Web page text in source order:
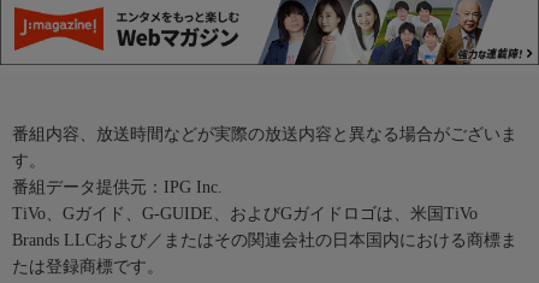
番組内容、放送時間などが実際の放送内容と異なる場合がございま
す。
番組データ提供元：IPG Inc.
TiVo、Gガイド、G-GUIDE、およびGガイドロゴは、米国TiVo
Brands LLCおよび／またはその関連会社の日本国内における商標ま
たは登録商標です。